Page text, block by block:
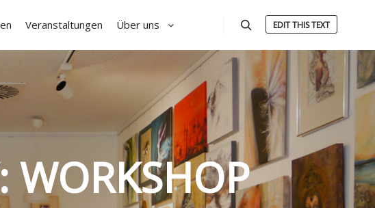
Veranstaltungen Über uns EDIT THIS TEXT
WORKSHOP